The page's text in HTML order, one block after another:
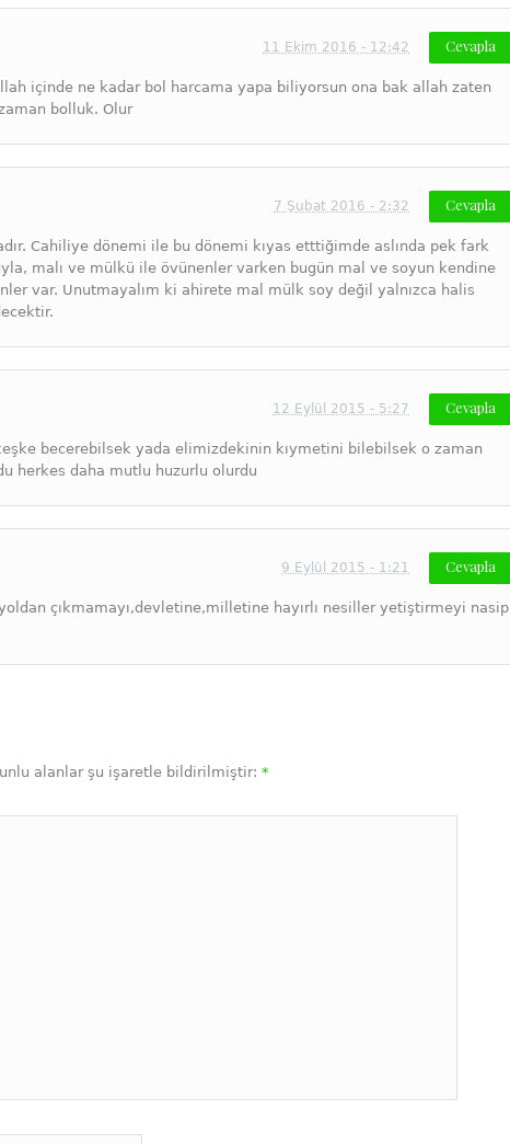
Cevapla
11 Ekim 2016 - 12:42
içinde ne kadar bol harcama yapa biliyorsun ona bak allah zaten
bolluk. Olur
Cevapla
7 Şubat 2016 - 2:32
Cahiliye dönemi ile bu dönemi kıyas etttiğimde aslında pek fark
malı ve mülkü ile övünenler varken bugün mal ve soyun kendine
var. Unutmayalım ki ahirete mal mülk soy değil yalnızca halis
Cevapla
12 Eylül 2015 - 5:27
becerebilsek yada elimizdekinin kıymetini bilebilsek o zaman
herkes daha mutlu huzurlu olurdu
Cevapla
9 Eylül 2015 - 1:21
çıkmamayı,devletine,milletine hayırlı nesiller yetiştirmeyi nasip
alanlar şu işaretle bildirilmiştir: *